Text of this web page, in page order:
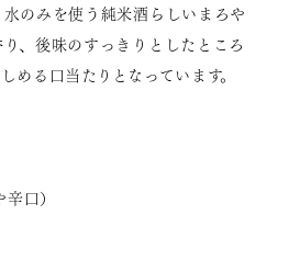
水のみを使う純米酒らしいまろや
、後味のすっきりとしたところ
める口当たりとなっています。
口）